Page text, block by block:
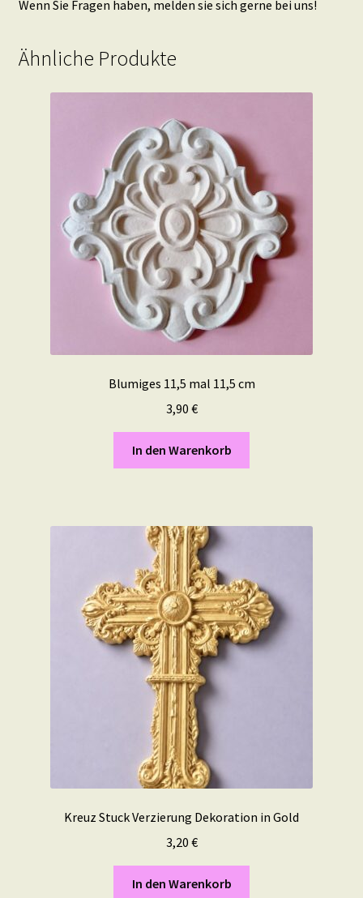
Wenn Sie Fragen haben, melden sie sich gerne bei uns!
Ähnliche Produkte
Blumiges 11,5 mal 11,5 cm
3,90 €
In den Warenkorb
Kreuz Stuck Verzierung Dekoration in Gold
3,20 €
In den Warenkorb